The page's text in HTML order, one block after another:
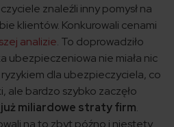
znaleźli inny pomysł na
klientów. Konkurowali cenami
analizie. To doprowadziło
ubezpieczeniowa nie miała nic
dla ubezpieczyciela, co
ale bardzo szybko zaczęło
miliardowe straty firm.
na to zbyt późno i niestety